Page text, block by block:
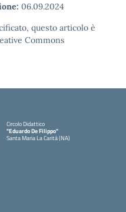
06.09.2024
questo articolo è
Commons
Circolo Didattico
"Eduardo De Filippo"
Santa Maria La Carità (NA)